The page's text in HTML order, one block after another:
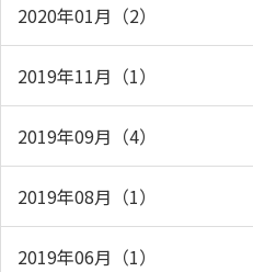
2020年01月（2）
2019年11月（1）
2019年09月（4）
2019年08月（1）
2019年06月（1）